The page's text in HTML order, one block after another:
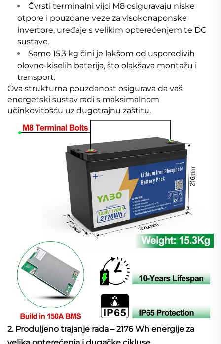
Čvrsti terminalni vijci M8 osiguravaju niske
otpore i pouzdane veze za visokonaponske
invertore, uređaje s velikim opterećenjem te DC
sustave.
Samo 15,3 kg čini je lakšom od usporedivih
olovno-kiselih baterija, što olakšava montažu i
transport.
Ova strukturna pouzdanost osigurava da vaš
energetski sustav radi s maksimalnom
učinkovitošću uz dugotrajnu zaštitu.
2. Produljeno trajanje rada – 2176 Wh energije za